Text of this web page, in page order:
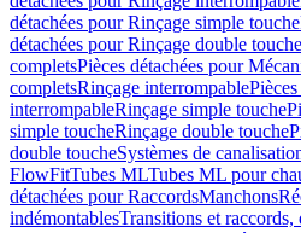
détachées pour Rinçage simple touche
détachées pour Rinçage double touche
completsPièces détachées pour
completsRinçage interrompable
interrompableRinçage simple touche
simple toucheRinçage double touche
double toucheSystèmes de
FlowFitTubes MLTubes ML pour
détachées pour RaccordsManchons
indémontablesTransitions et raccords,